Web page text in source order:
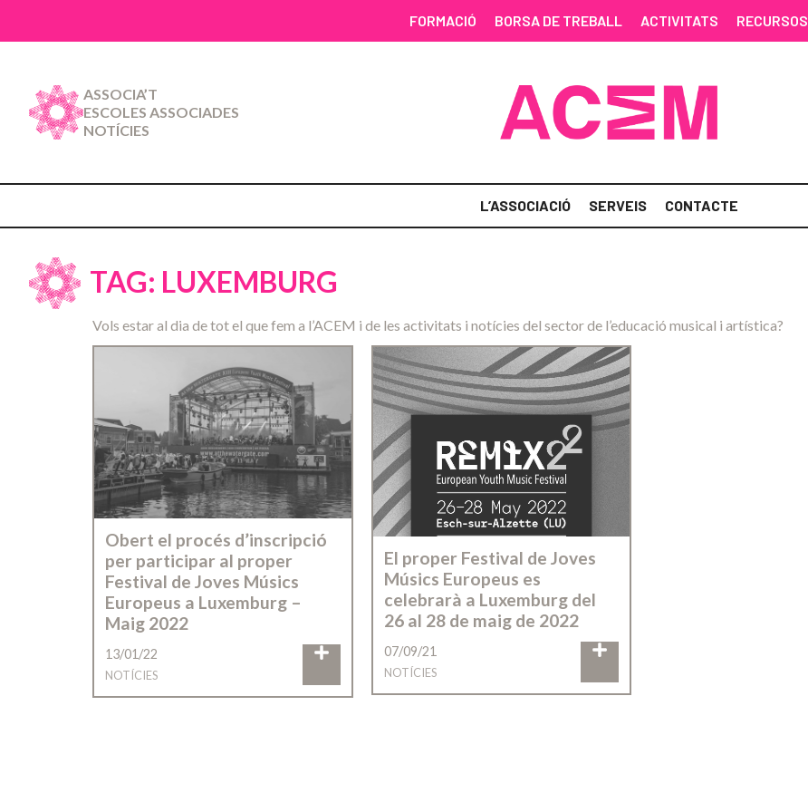
FORMACIÓ BORSA DE TREBALL ACTIVITATS RECURSOS
ASSOCIA’T
ESCOLES ASSOCIADES
NOTÍCIES
L’ASSOCIACIÓ SERVEIS CONTACTE
TAG: LUXEMBURG
Vols estar al dia de tot el que fem a l’ACEM i de les activitats i notícies del sector de l’educació musical i artística?
Obert el procés d’inscripció
per participar al proper
Festival de Joves Músics
Europeus a Luxemburg –
Maig 2022
13/01/22
NOTÍCIES
El proper Festival de Joves
Músics Europeus es
celebrarà a Luxemburg del
26 al 28 de maig de 2022
07/09/21
NOTÍCIES